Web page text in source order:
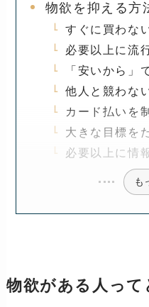
物欲を抑える方
すぐに買わな
必要以上に流
「安いから」
他人と競わな
カード払いを
大きな目標を
必要以上に情
も
物欲がある人って